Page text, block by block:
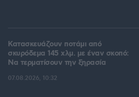
Κατασκευάζουν ποτάμι από
σκυρόδεμα 145 χλμ. με έναν σκοπό:
Να τερματίσουν την ξηρασία
07.08.2026, 10:32